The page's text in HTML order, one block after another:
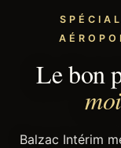
Le bon
Balzac Intérim